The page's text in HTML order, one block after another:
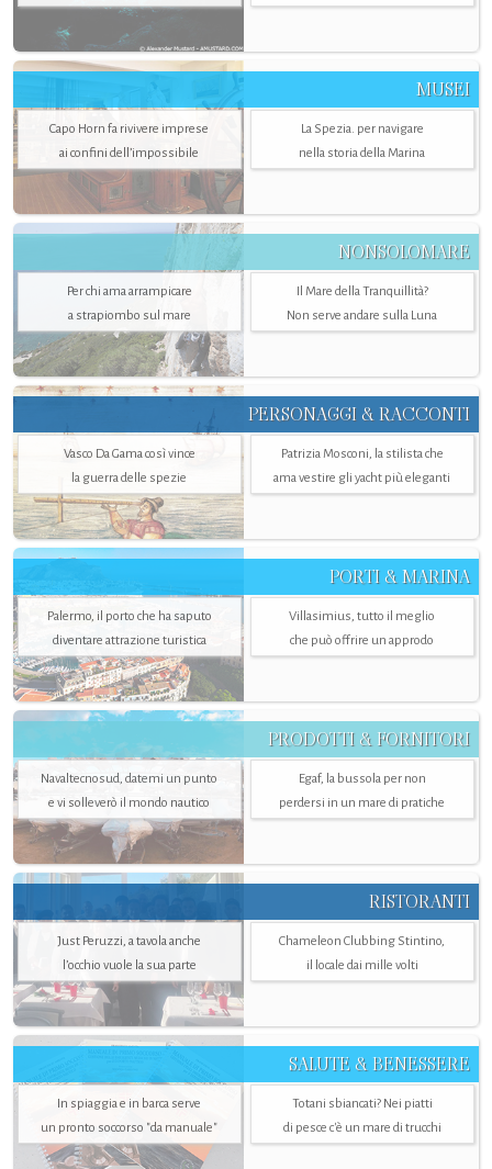
MUSEI
Capo Horn fa rivivere imprese
ai confini dell’impossibile
La Spezia. per navigare
nella storia della Marina
NONSOLOMARE
Per chi ama arrampicare
a strapiombo sul mare
Il Mare della Tranquillità?
Non serve andare sulla Luna
PERSONAGGI & RACCONTI
Vasco Da Gama così vince
la guerra delle spezie
Patrizia Mosconi, la stilista che
ama vestire gli yacht più eleganti
PORTI & MARINA
Palermo, il porto che ha saputo
diventare attrazione turistica
Villasimius, tutto il meglio
che può offrire un approdo
PRODOTTI & FORNITORI
Navaltecnosud, datemi un punto
e vi solleverò il mondo nautico
Egaf, la bussola per non
perdersi in un mare di pratiche
RISTORANTI
Just Peruzzi, a tavola anche
l’occhio vuole la sua parte
Chameleon Clubbing Stintino,
il locale dai mille volti
SALUTE & BENESSERE
In spiaggia e in barca serve
un pronto soccorso "da manuale"
Totani sbiancati? Nei piatti
di pesce c'è un mare di trucchi